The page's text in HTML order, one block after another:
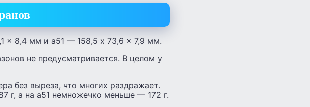
x 8,4 мм и а51 — 158,5 x 73,6 x 7,9 мм.
не предусматривается. В целом у
без выреза, что многих раздражает.
г, а на а51 немножечко меньше — 172 г.